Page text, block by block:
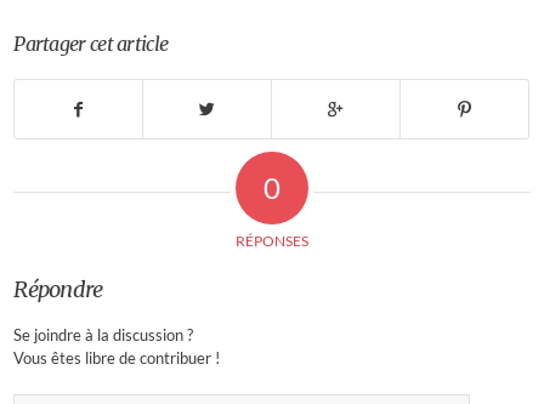
Partager cet article
0
RÉPONSES
Répondre
Se joindre à la discussion ?
Vous êtes libre de contribuer !